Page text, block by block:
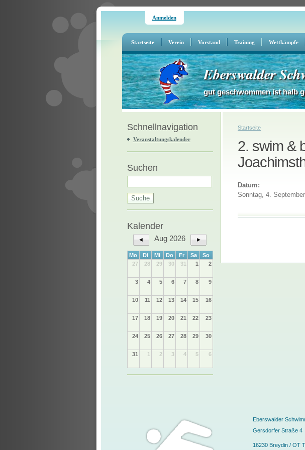
Anmelden
Startseite Verein Vorstand Training Wettkämpfe
Eberswalder
gut geschwommen ist halb
Schnellnavigation
Veranstaltungskalender
Suchen
Kalender
◄ Aug 2026 ►
Mo Di Mi Do Fr Sa
So
27
28 29 30 31 1 2
3 4 5 6 7 8 9
10 11 12 13 14 15 16
17 18 19 20 21 22 23
24 25 26 27 28 29 30
31 1 2 3 4 5 6
Sie sind hier
Startseite
2. swim &
Datum:
Sonntag, 4.
Eberswalder
Gersdorfer Straße 4
16230 Breydin / OT